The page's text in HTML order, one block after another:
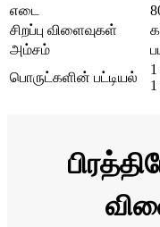
எடை
சிறப்பு விளைவுகள்
அம்சம்
பொருட்களின் பட்டியல்